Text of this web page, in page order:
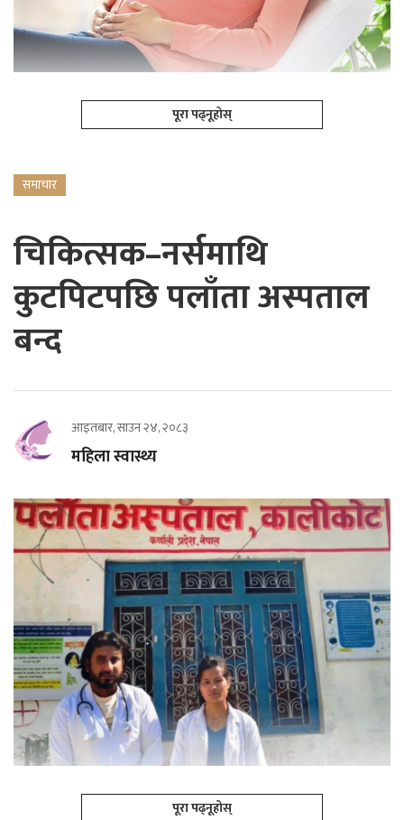
पूरा पढ्नूहोस्
समाचार
चिकित्सक–नर्समाथि
कुटपिटपछि पलाँता अस्पताल
बन्द
आइतबार, साउन २४, २०८३
महिला स्वास्थ्य
पूरा पढ्नूहोस्